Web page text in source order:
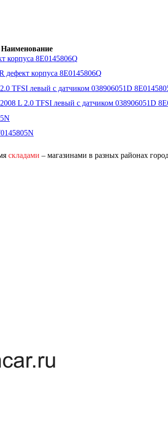
Наименование
корпуса 8E0145806Q
корпуса 8E0145806Q
TFSI левый с датчиком 038906051D
L 2.0 TFSI левый с датчиком 038906051D
складами – магазинами в разных районах